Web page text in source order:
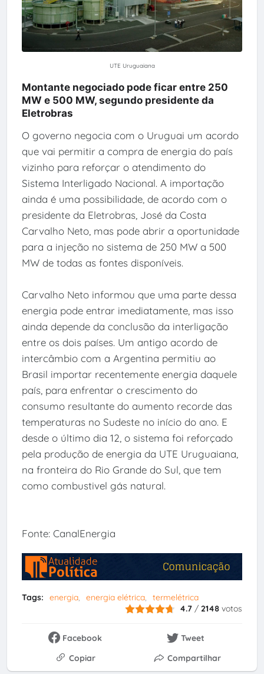
UTE Uruguaiana
Montante negociado pode ficar entre 250
MW e 500 MW, segundo presidente da
Eletrobras
O governo negocia com o Uruguai um acordo
que vai permitir a compra de energia do país
vizinho para reforçar o atendimento do
Sistema Interligado Nacional. A importação
ainda é uma possibilidade, de acordo com o
presidente da Eletrobras, José da Costa
Carvalho Neto, mas pode abrir a oportunidade
para a injeção no sistema de 250 MW a 500
MW de todas as fontes disponíveis.
Carvalho Neto informou que uma parte dessa
energia pode entrar imediatamente, mas isso
ainda depende da conclusão da interligação
entre os dois países. Um antigo acordo de
intercâmbio com a Argentina permitiu ao
Brasil importar recentemente energia daquele
país, para enfrentar o crescimento do
consumo resultante do aumento recorde das
temperaturas no Sudeste no início do ano. E
desde o último dia 12, o sistema foi reforçado
pela produção de energia da UTE Uruguaiana,
na fronteira do Rio Grande do Sul, que tem
como combustivel gás natural.
Fonte: CanalEnergia
Tags: energia energia elétrica
termelétrica
4.7 /2148 votos
Facebook
Tweet
Copiar
Compartilhar